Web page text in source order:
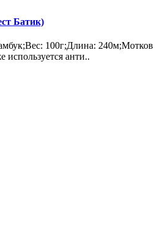
Батик)
100г;Длина: 240м;Мотков
используется анти..